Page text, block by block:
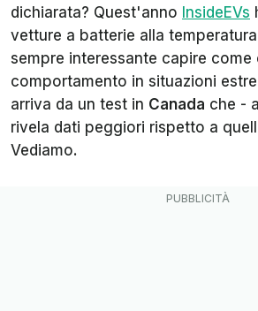
dichiarata? Quest'anno InsideEVs
vetture a batterie alla
sempre interessante capire come
comportamento in situazioni
arriva da un test in Canada che -
rivela dati peggiori rispetto a
Vediamo.